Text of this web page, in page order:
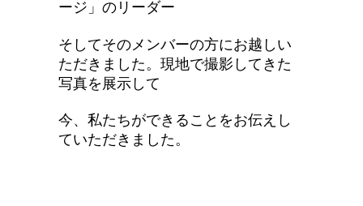
ージ」のリーダー
そしてそのメンバーの方にお越しい
ただきました。現地で撮影してきた
写真を展示して
今、私たちができることをお伝えし
ていただきました。